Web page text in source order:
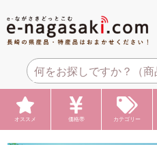
オススメ 価格帯 カテゴリー